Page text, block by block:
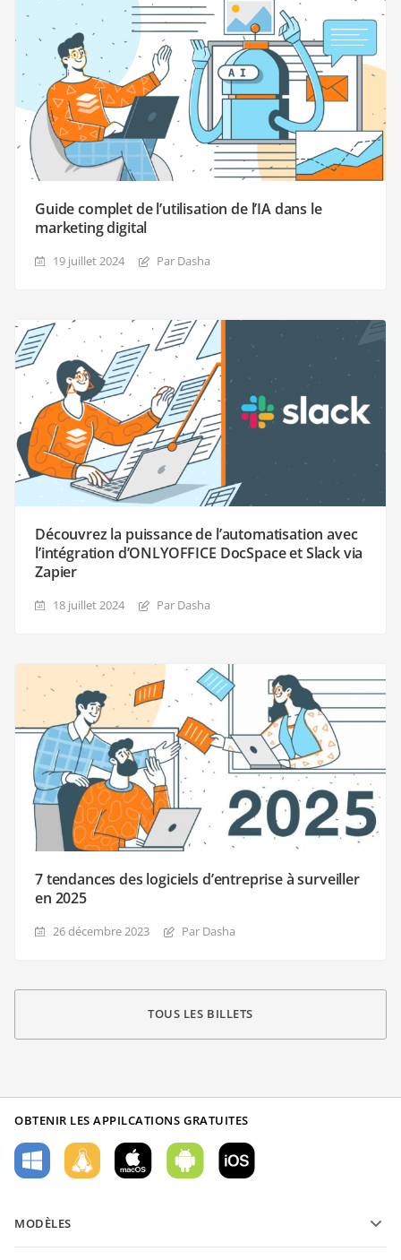
Guide complet de l’utilisation de l’IA dans le
marketing digital
19 juillet 2024 Par Dasha
Découvrez la puissance de l’automatisation avec
l’intégration d’ONLYOFFICE DocSpace et Slack via
Zapier
18 juillet 2024 Par Dasha
7 tendances des logiciels d’entreprise à surveiller
en 2025
26 décembre 2023 Par Dasha
TOUS LES BILLETS
OBTENIR LES APPILCATIONS GRATUITES
MODÈLES